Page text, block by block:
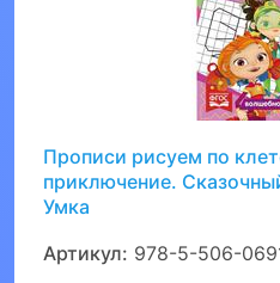
Прописи рисуем по
приключение.
Умка
Артикул: 978-5-506-